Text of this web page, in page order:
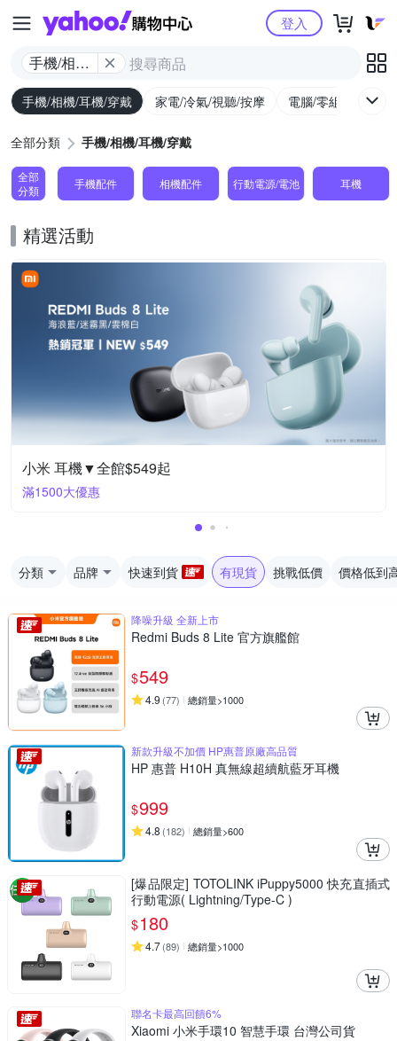
Yahoo購物中心
手機/相機/
耳機/穿戴
登入
手機/相機/耳機/穿戴 家電/冷氣/視聽/按摩 電腦/零組件/週邊/
全部分類 手機/相機/耳機/穿戴
全部
分類
手機配件 相機配件 行動電源/電池 耳機
精選活動
小米 耳機▼全館$549起
滿1500大優惠
分類 品牌 快速到貨 有現貨 挑戰低價 價格低到
降噪升級 全新上市
Redmi Buds 8 Lite 官方旗艦館
$549
4.9 (77) 總銷量>1000
新款升級不加價 HP惠普原廠高品質
HP 惠普 H10H 真無線超續航藍牙耳機
$999
4.8 (182) 總銷量>600
[爆品限定] TOTOLINK iPuppy5000 快充直插式
行動電源( Lightning/Type-C )
$180
4.7(89) 總銷量>1000
聯名卡最高回饋6%
Xiaomi 小米手環10 智慧手環 台灣公司貨